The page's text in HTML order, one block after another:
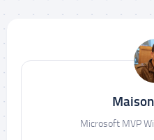
Microsoft MVP